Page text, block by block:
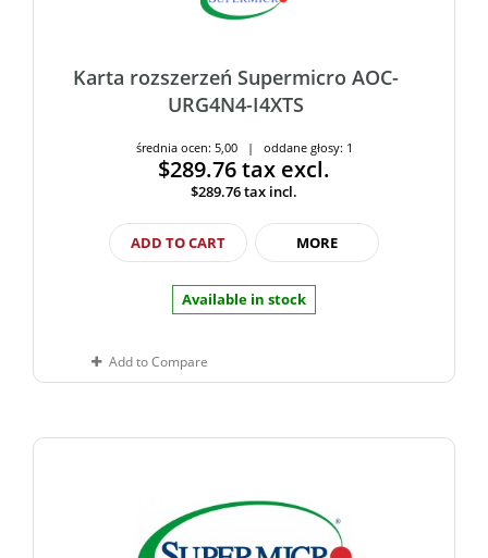
Karta rozszerzeń Supermicro AOC-
URG4N4-I4XTS
średnia ocen: 5,00 | oddane głosy: 1
$289.76tax excl.
$289.76tax incl.
ADD TO CART MORE
Available in stock
Add to Compare